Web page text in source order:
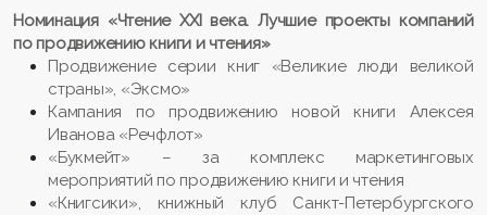
Номинация «Чтение XXI века. Лучшие проекты компаний
по продвижению книги и чтения»
Продвижение серии книг «Великие люди великой
страны», «Эксмо»
Кампания по продвижению новой книги Алексея
Иванова «Речфлот»
«Букмейт» – за комплекс маркетинговых
мероприятий по продвижению книги и чтения
«Книгсики», книжный клуб Санкт-Петербургского